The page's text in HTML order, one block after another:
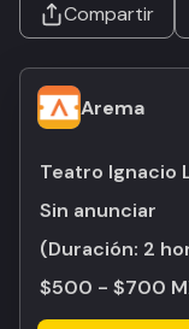
Compartir
Arema
Teatro Ignacio
Sin anunciar
(Duración: 2
$500 - $700